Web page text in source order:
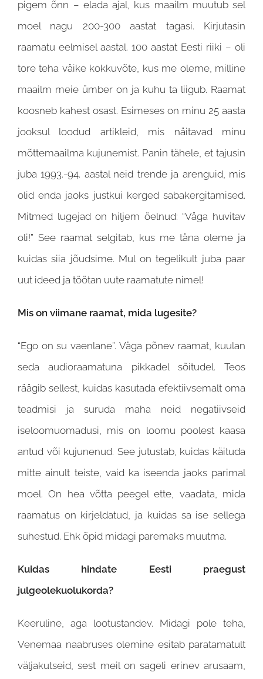
pigem õnn – elada ajal, kus maailm muutub sel
moel nagu 200-300 aastat tagasi. Kirjutasin
raamatu eelmisel aastal. 100 aastat Eesti riiki – oli
tore teha väike kokkuvõte, kus me oleme, milline
maailm meie ümber on ja kuhu ta liigub. Raamat
koosneb kahest osast. Esimeses on minu 25 aasta
jooksul loodud artikleid, mis näitavad minu
mõttemaailma kujunemist. Panin tähele, et tajusin
juba 1993.-94. aastal neid trende ja arenguid, mis
olid enda jaoks justkui kerged sabakergitamised.
Mitmed lugejad on hiljem öelnud: “Väga huvitav
oli!” See raamat selgitab, kus me täna oleme ja
kuidas siia jõudsime. Mul on tegelikult juba paar
uut ideed ja töötan uute raamatute nimel!
Mis on viimane raamat, mida lugesite?
“Ego on su vaenlane”. Väga põnev raamat, kuulan
seda audioraamatuna pikkadel sõitudel. Teos
räägib sellest, kuidas kasutada efektiivsemalt oma
teadmisi ja suruda maha neid negatiivseid
iseloomuomadusi, mis on loomu poolest kaasa
antud või kujunenud. See jutustab, kuidas käituda
mitte ainult teiste, vaid ka iseenda jaoks parimal
moel. On hea võtta peegel ette, vaadata, mida
raamatus on kirjeldatud, ja kuidas sa ise sellega
suhestud. Ehk õpid midagi paremaks muutma.
Kuidas hindate Eesti praegust
julgeolekuolukorda?
Keeruline, aga lootustandev. Midagi pole teha,
Venemaa naabruses olemine esitab paratamatult
väljakutseid, sest meil on sageli erinev arusaam,